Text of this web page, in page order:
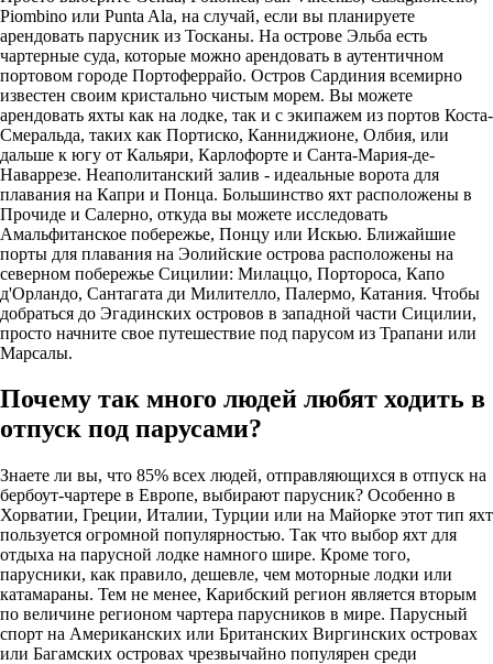
Piombino или Punta Ala, на случай, если вы планируете
арендовать парусник из Тосканы. На острове Эльба есть
чартерные суда, которые можно арендовать в аутентичном
портовом городе Портоферрайо. Остров Сардиния всемирно
известен своим кристально чистым морем. Вы можете
арендовать яхты как на лодке, так и с экипажем из портов Коста-
Смеральда, таких как Портиско, Канниджионе, Олбия, или
дальше к югу от Кальяри, Карлофорте и Санта-Мария-де-
Наваррезе. Неаполитанский залив - идеальные ворота для
плавания на Капри и Понца. Большинство яхт расположены в
Прочиде и Салерно, откуда вы можете исследовать
Амальфитанское побережье, Понцу или Искью. Ближайшие
порты для плавания на Эолийские острова расположены на
северном побережье Сицилии: Милаццо, Портороса, Капо
д'Орландо, Сантагата ди Милителло, Палермо, Катания. Чтобы
добраться до Эгадинских островов в западной части Сицилии,
просто начните свое путешествие под парусом из Трапани или
Марсалы.
Почему так много людей любят ходить в
отпуск под парусами?
Знаете ли вы, что 85% всех людей, отправляющихся в отпуск на
бербоут-чартере в Европе, выбирают парусник? Особенно в
Хорватии, Греции, Италии, Турции или на Майорке этот тип яхт
пользуется огромной популярностью. Так что выбор яхт для
отдыха на парусной лодке намного шире. Кроме того,
парусники, как правило, дешевле, чем моторные лодки или
катамараны. Тем не менее, Карибский регион является вторым
по величине регионом чартера парусников в мире. Парусный
спорт на Американских или Британских Виргинских островах
или Багамских островах чрезвычайно популярен среди